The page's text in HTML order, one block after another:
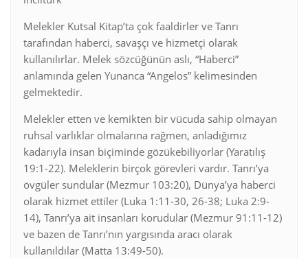
Melekler Kutsal Kitap’ta çok faaldirler ve Tanrı
tarafından haberci, savaşçı ve hizmetçi olarak
kullanılırlar. Melek sözcüğünün aslı, “Haberci”
anlamında gelen Yunanca “Angelos” kelimesinden
gelmektedir.
Melekler etten ve kemikten bir vücuda sahip olmayan
ruhsal varlıklar olmalarına rağmen, anladığımız
kadarıyla insan biçiminde gözükebiliyorlar (Yaratılış
19:1-22). Meleklerin birçok görevleri vardır. Tanrı’ya
övgüler sundular (Mezmur 103:20), Dünya’ya haberci
olarak hizmet ettiler (Luka 1:11-30, 26-38; Luka 2:9-
14), Tanrı’ya ait insanları korudular (Mezmur 91:11-12)
ve bazen de Tanrı’nın yargısında aracı olarak
kullanıldılar (Matta 13:49-50).